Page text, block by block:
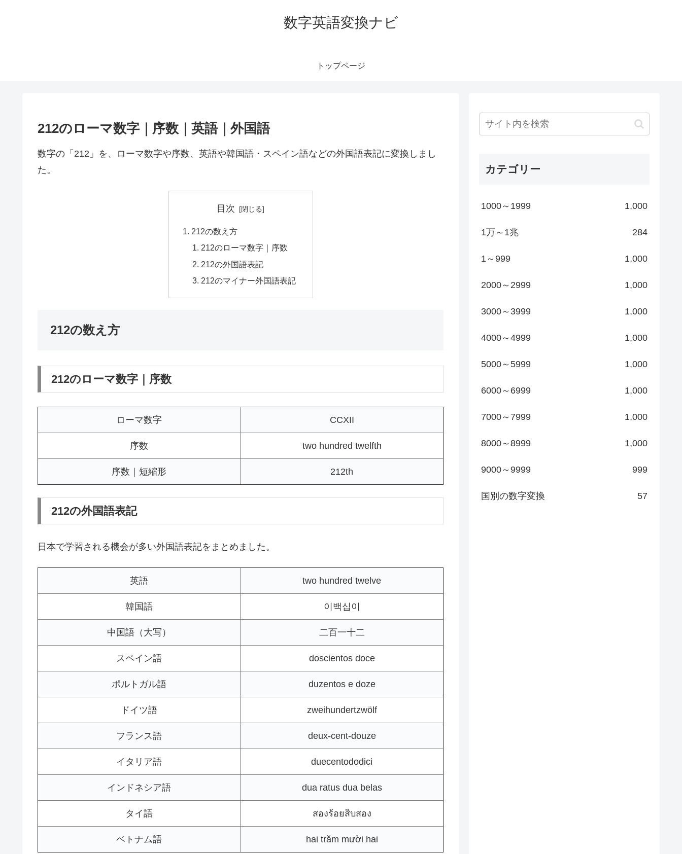
数字英語変換ナビ
トップページ
212のローマ数字｜序数｜英語｜外国語
数字の「212」を、ローマ数字や序数、英語や韓国語・スペイン語などの外国語表記に変換しまし
た。
目次
212の数え方
212のローマ数字｜序数
212の外国語表記
212のマイナー外国語表記
212の数え方
212のローマ数字｜序数
ローマ数字 CCXII
序数 two hundred twelfth
序数｜短縮形 212th
212の外国語表記
日本で学習される機会が多い外国語表記をまとめました。
英語 two hundred twelve
韓国語 이백십이
中国語（大写） 二百一十二
スペイン語 doscientos doce
ポルトガル語 duzentos e doze
ドイツ語 zweihundertzwölf
フランス語 deux-cent-douze
イタリア語 duecentododici
インドネシア語 dua ratus dua belas
タイ語 สองร้อยสิบสอง
ベトナム語 hai trăm mười hai
カテゴリー
1000～1999 1,000
1万～1兆 284
1～999 1,000
2000～2999 1,000
3000～3999 1,000
4000～4999 1,000
5000～5999 1,000
6000～6999 1,000
7000～7999 1,000
8000～8999 1,000
9000～9999 999
国別の数字変換 57